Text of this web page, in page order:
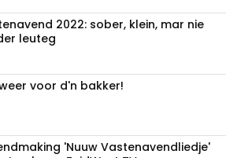
2022: sober, klein, mar nie
leuteg
voor d'n bakker!
'Nuuw Vastenavendliedje'